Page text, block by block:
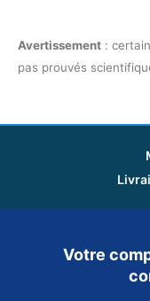
Avertissement :
pas prouvés
Votre